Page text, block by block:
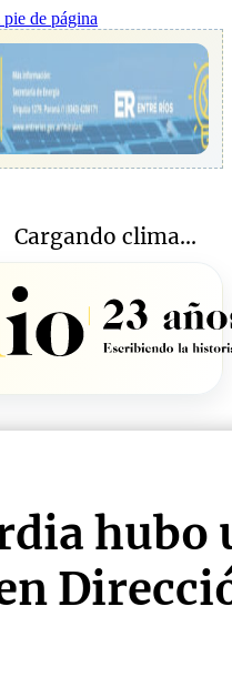
pie de página
Cargando clima...